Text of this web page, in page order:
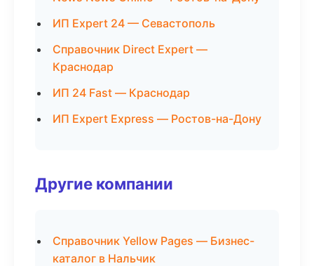
ИП Expert 24 — Севастополь
Справочник Direct Expert —
Краснодар
ИП 24 Fast — Краснодар
ИП Expert Express — Ростов-на-Дону
Другие компании
Справочник Yellow Pages — Бизнес-
каталог в Нальчик